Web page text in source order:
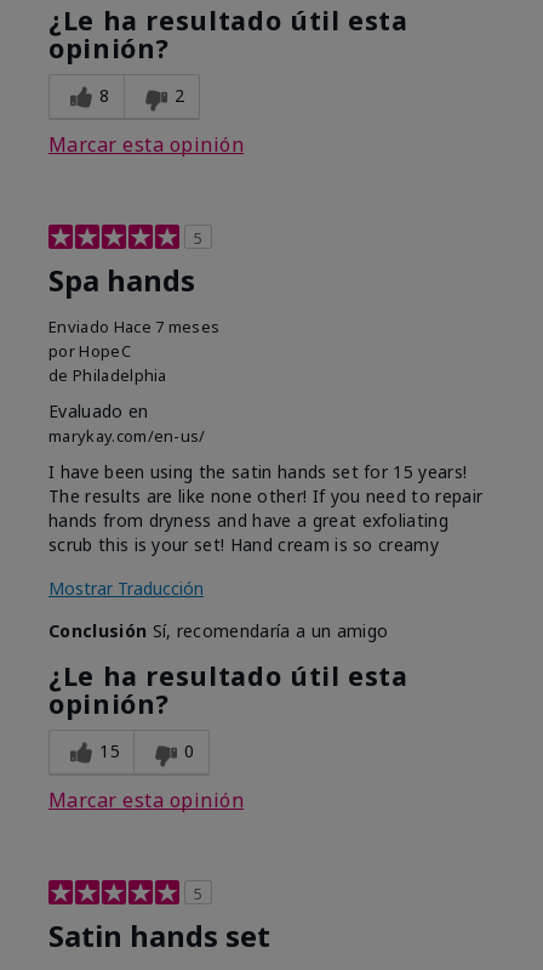
¿Le ha resultado útil esta
opinión?
8 2
Marcar esta opinión
5
Spa hands
Enviado Hace 7 meses
por HopeC
de Philadelphia
Evaluado en
marykay.com/en-us/
I have been using the satin hands set for 15 years!
The results are like none other! If you need to repair
hands from dryness and have a great exfoliating
scrub this is your set! Hand cream is so creamy
Mostrar Traducción
Conclusión Sí, recomendaría a un amigo
¿Le ha resultado útil esta
opinión?
15 0
Marcar esta opinión
5
Satin hands set